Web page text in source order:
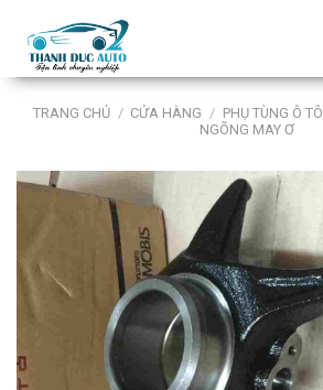
content
TRANG CHỦ / CỬA HÀNG / PHỤ TÙNG Ô TÔ
NGÕNG MAY Ơ